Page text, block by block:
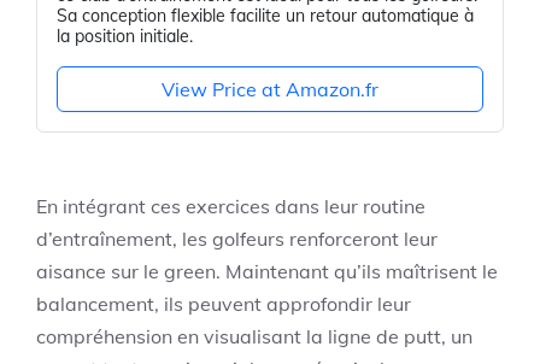
Sa conception flexible facilite un retour automatique à
la position initiale.
View Price at Amazon.fr
En intégrant ces exercices dans leur routine
d’entraînement, les golfeurs renforceront leur
aisance sur le green. Maintenant qu’ils maîtrisent le
balancement, ils peuvent approfondir leur
compréhension en visualisant la ligne de putt, un